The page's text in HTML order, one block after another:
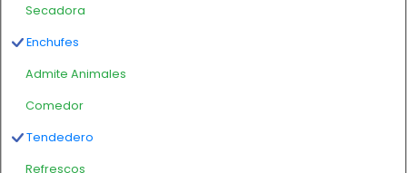
Secadora
Enchufes
Admite Animales
Comedor
Tendedero
Refrescos